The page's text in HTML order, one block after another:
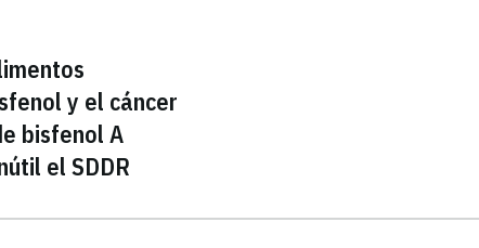
y el cáncer
bisfenol A
el SDDR